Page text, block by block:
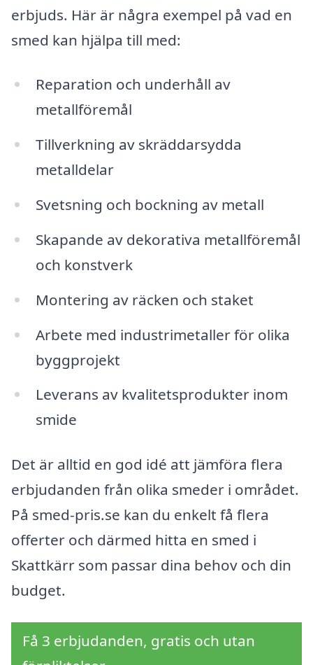
erbjuds. Här är några exempel på vad en
smed kan hjälpa till med:
Reparation och underhåll av
metallföremål
Tillverkning av skräddarsydda
metalldelar
Svetsning och bockning av metall
Skapande av dekorativa metallföremål
och konstverk
Montering av räcken och staket
Arbete med industrimetaller för olika
byggprojekt
Leverans av kvalitetsprodukter inom
smide
Det är alltid en god idé att jämföra flera
erbjudanden från olika smeder i området.
På smed-pris.se kan du enkelt få flera
offerter och därmed hitta en smed i
Skattkärr som passar dina behov och din
budget.
Få 3 erbjudanden, gratis och utan